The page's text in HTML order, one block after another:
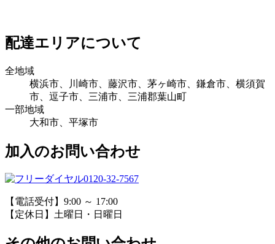
配達エリアについて
全地域
横浜市、川崎市、藤沢市、茅ヶ崎市、鎌倉市、横須賀
市、逗子市、三浦市、三浦郡葉山町
一部地域
大和市、平塚市
加入のお問い合わせ
0120-32-7567
【電話受付】9:00 ～ 17:00
【定休日】土曜日・日曜日